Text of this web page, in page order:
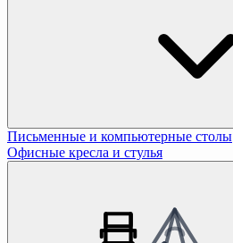
Письменные и компьютерные столы
Офисные кресла и стулья